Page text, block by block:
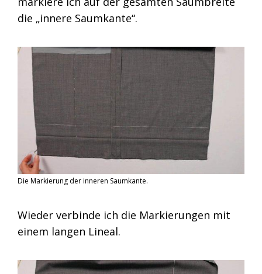
die „innere Saumkante“.
Die Markierung der inneren Saumkante.
Wieder verbinde ich die Markierungen mit
einem langen Lineal.